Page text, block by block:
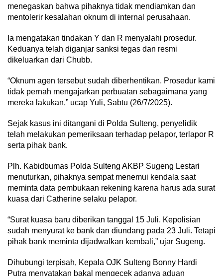
menegaskan bahwa pihaknya tidak mendiamkan dan
mentolerir kesalahan oknum di internal perusahaan.
Ia mengatakan tindakan Y dan R menyalahi prosedur.
Keduanya telah diganjar sanksi tegas dan resmi
dikeluarkan dari Chubb.
“Oknum agen tersebut sudah diberhentikan. Prosedur kami
tidak pernah mengajarkan perbuatan sebagaimana yang
mereka lakukan,” ucap Yuli, Sabtu (26/7/2025).
Sejak kasus ini ditangani di Polda Sulteng, penyelidik
telah melakukan pemeriksaan terhadap pelapor, terlapor R
serta pihak bank.
Plh. Kabidbumas Polda Sulteng AKBP Sugeng Lestari
menuturkan, pihaknya sempat menemui kendala saat
meminta data pembukaan rekening karena harus ada surat
kuasa dari Catherine selaku pelapor.
“Surat kuasa baru diberikan tanggal 15 Juli. Kepolisian
sudah menyurat ke bank dan diundang pada 23 Juli. Tetapi
pihak bank meminta dijadwalkan kembali,” ujar Sugeng.
Dihubungi terpisah, Kepala OJK Sulteng Bonny Hardi
Putra menyatakan bakal mengecek adanya aduan